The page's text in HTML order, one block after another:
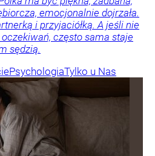
emocjonalnie dojrzała.
i przyjaciółką. A jeśli nie
często sama staje
sędzią.
PsychologiaTylko u Nas